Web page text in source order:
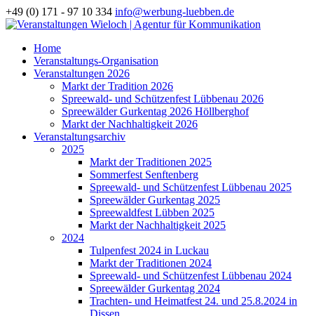
+49 (0) 171 - 97 10 334 info@werbung-luebben.de
Home
Veranstaltungs-Organisation
Veranstaltungen 2026
Markt der Tradition 2026
Spreewald- und Schützenfest Lübbenau 2026
Spreewälder Gurkentag 2026 Höllberghof
Markt der Nachhaltigkeit 2026
Veranstaltungsarchiv
2025
Markt der Traditionen 2025
Sommerfest Senftenberg
Spreewald- und Schützenfest Lübbenau 2025
Spreewälder Gurkentag 2025
Spreewaldfest Lübben 2025
Markt der Nachhaltigkeit 2025
2024
Tulpenfest 2024 in Luckau
Markt der Traditionen 2024
Spreewald- und Schützenfest Lübbenau 2024
Spreewälder Gurkentag 2024
Trachten- und Heimatfest 24. und 25.8.2024 in
Dissen